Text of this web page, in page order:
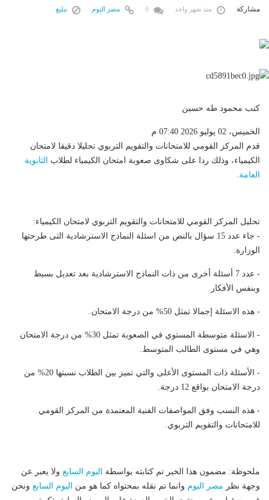
مشاركة منذ شهر واحد مصر اليوم تبليغ
كتب محمود طه حسين
الخميس، 02 يوليو 2026 07:40 م
قدم المركز القومي للامتحانات والتقويم التربوي تحليلا دقيقا لامتحان
الكيمياء، وذلك ردا على شكاوى صعوبة امتحان الكيمياء لطلاب
الثانوية
العامة.
تحليل المركز القومي للامتحانات والتقويم التربوي لامتحان الكيمياء:
- جاء عدد 15 سؤال بالنص من اسئلة النماذج الاسترشادية التى طرحتها
الوزارة.
- عدد 7 أسئلة أخرى من ذات النماذج الاسترشادية بعد تعديل بسيط
وبنفس الأفكار.
- هذه الاسئلة إجمالا تمثل 50% من درجة الامتحان.
- الاسئلة متوسطة المستوي في الصعوبة تمثل 30%؜ من درجة الامتحان
وهي في مستوى الطالب المتوسط.
- الأسئلة ذات المستوى الأعلى والتي تميز بين الطلاب نسبتها 20%؜ من
درجة الامتحان بواقع 12 درجة.
- هذه النسب وفق المواصفات الفنية المعتمدة من المركز القومي
للامتحانات والتقويم التربوي.
ملحوظة: مضمون هذا الخبر تم كتابته بواسطة اليوم السابع ولا يعبر عن
وجهة نظر مصر اليوم وانما تم نقله بمحتواه كما هو من اليوم السابع ونحن